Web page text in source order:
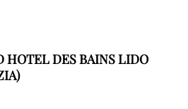
HOTEL DES BAINS LIDO